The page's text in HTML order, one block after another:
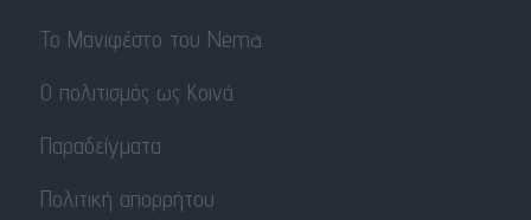
Το Μανιφέστο του Nema
Ο πολιτισμός ως Κοινά
Παραδείγματα
Πολιτική απορρήτου